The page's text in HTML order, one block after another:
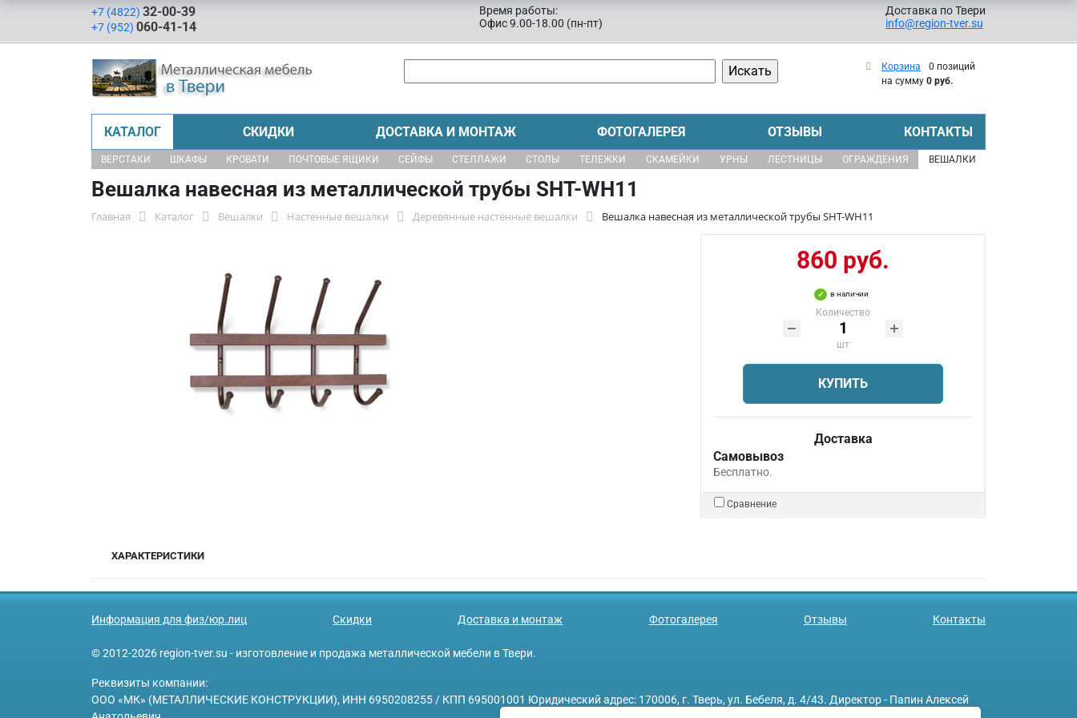
+7 (4822) 32-00-39
+7 (952) 060-41-14
Время работы:
Офис 9.00-18.00 (пн-пт)
Доставка по Твери
info@region-tver.su
Корзина
0 позиций
на сумму 0 руб.
КАТАЛОГ СКИДКИ ДОСТАВКА И МОНТАЖ ФОТОГАЛЕРЕЯ ОТЗЫВЫ КОНТАКТЫ
ВЕРСТАКИ ШКАФЫ КРОВАТИ ПОЧТОВЫЕ ЯЩИКИ СЕЙФЫ СТЕЛЛАЖИ СТОЛЫ ТЕЛЕЖКИ СКАМЕЙКИ УРНЫ ЛЕСТНИЦЫ ОГРАЖДЕНИЯ ВЕШАЛКИ
Вешалка навесная из металлической трубы SHT-WH11
Главная Каталог Вешалки Настенные вешалки Деревянные настенные вешалки Вешалка навесная из металлической трубы SHT-WH11
860 руб.
в наличии
Количество
шт
КУПИТЬ
Доставка
Самовывоз
Бесплатно.
Сравнение
ХАРАКТЕРИСТИКИ
Информация для физ/юр.лиц Скидки Доставка и монтаж Фотогалерея Отзывы Контакты
© 2012-2026 region-tver.su - изготовление и продажа металлической мебели в Твери.
Реквизиты компании:
ООО «МК» (МЕТАЛЛИЧЕСКИЕ КОНСТРУКЦИИ), ИНН 6950208255 / КПП 695001001 Юридический адрес: 170006, г. Тверь, ул. Бебеля, д. 4/43. Директор - Папин Алексей